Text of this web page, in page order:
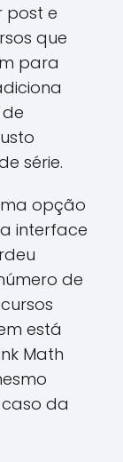
post e
que
para
série.
opção
interface
de
está
Math
da